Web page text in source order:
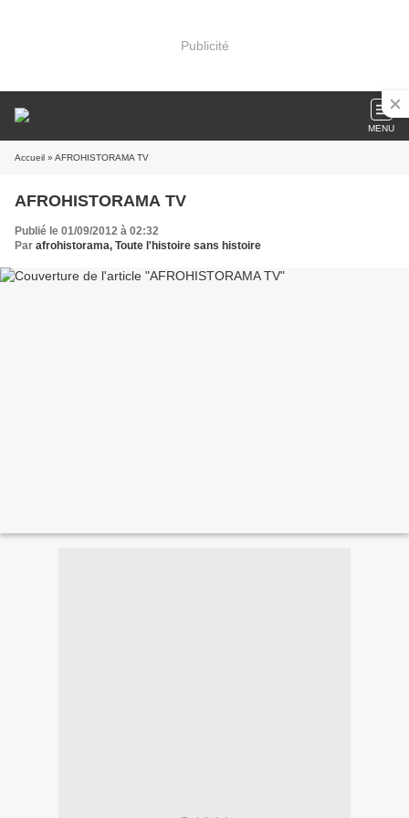
Publicité
MENU
Accueil » AFROHISTORAMA TV
AFROHISTORAMA TV
Publié le 01/09/2012 à 02:32
Par afrohistorama, Toute l'histoire sans histoire